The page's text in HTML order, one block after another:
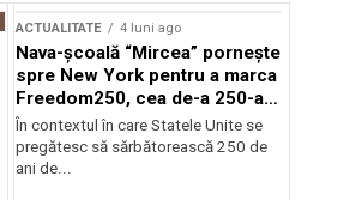
ACTUALITATE 4 luni ago
Nava-școală “Mircea” pornește
spre New York pentru a marca
Freedom250, cea de-a 250-a
aniversare a Statelor Unite
În contextul în care Statele Unite se
pregătesc să sărbătorească 250 de
ani de...